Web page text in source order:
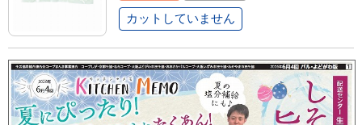
カットしていません